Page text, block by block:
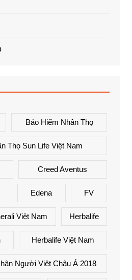
Bảo Hiểm Nhân Thọ
Thọ Sun Life Việt Nam
Creed Aventus
Edena FV
Việt Nam Herbalife
Herbalife Việt Nam
Người Việt Châu Á 2018